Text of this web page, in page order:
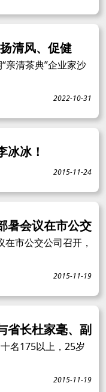
清风、促健
亲清茶典”企业家沙
2022-10-31
冰！
2015-11-24
暑会议在市公交
市公交公司召开，
2015-11-19
长杜家毫、副
名175以上，25岁
2015-11-19